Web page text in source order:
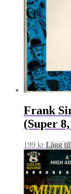
Frank
(Super
199 kr Lägg